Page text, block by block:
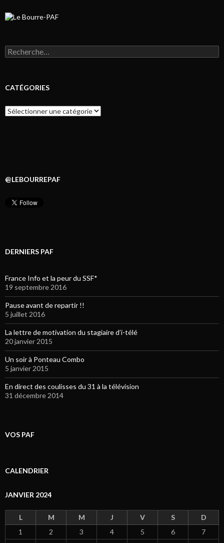
Rechercher :
CATÉGORIES
Catégories
@LEBOURREPAF
DERNIERS PAF
France Info et la peur du SSF*
19 septembre 2016
Pause avant de repartir !!
5 juillet 2016
La lettre de motivation du stagiaire d’i-télé
20 janvier 2015
Un soir à Ponteau Combo
5 janvier 2015
En direct des coulisses du 31 à la télévision
31 décembre 2014
VOS PAF
CALENDRIER
JANVIER 2024
L M M J V S
D
1
2 3 4 5 6
7